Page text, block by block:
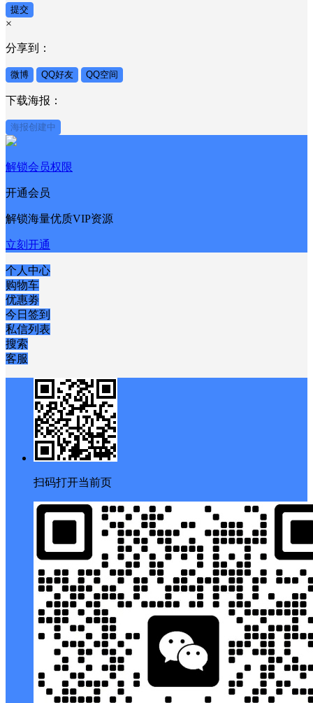
提交
×
分享到：
微博 QQ好友 QQ空间
下载海报：
海报创建中
解锁会员权限
开通会员
解锁海量优质VIP资源
立刻开通
个人中心
购物车
优惠劵
今日签到
私信列表
搜索
客服
扫码打开当前页